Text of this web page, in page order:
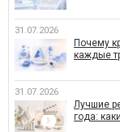
31.07.2026
Почему
каждые
31.07.2026
Лучшие
года: